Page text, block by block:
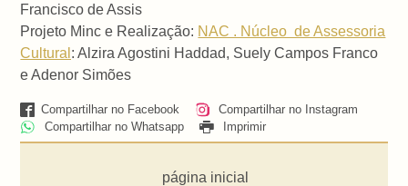
Francisco de Assis
Projeto Minc e Realização: NAC . Núcleo de Assessoria
Cultural : Alzira Agostini Haddad, Suely Campos Franco
e Adenor Simões
Compartilhar no Facebook
Compartilhar no Instagram
Compartilhar no Whatsapp
Imprimir
página inicial